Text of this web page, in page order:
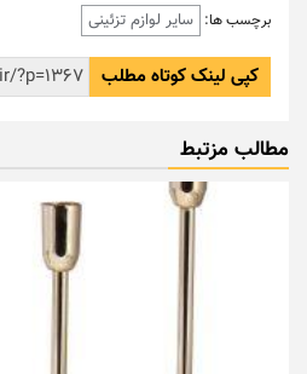
برچسب ها: سایر لوازم تزئینی
کپی لینک کوتاه مطلب
مطالب مزتبط